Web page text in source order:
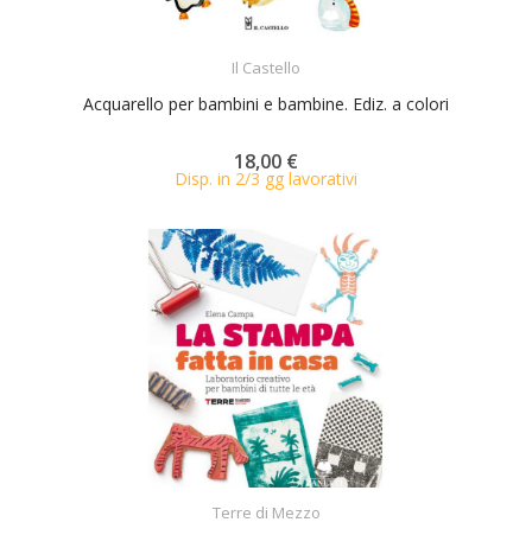
Il Castello
Acquarello per bambini e bambine. Ediz. a colori
18,00 €
Disp. in 2/3 gg lavorativi
Terre di Mezzo